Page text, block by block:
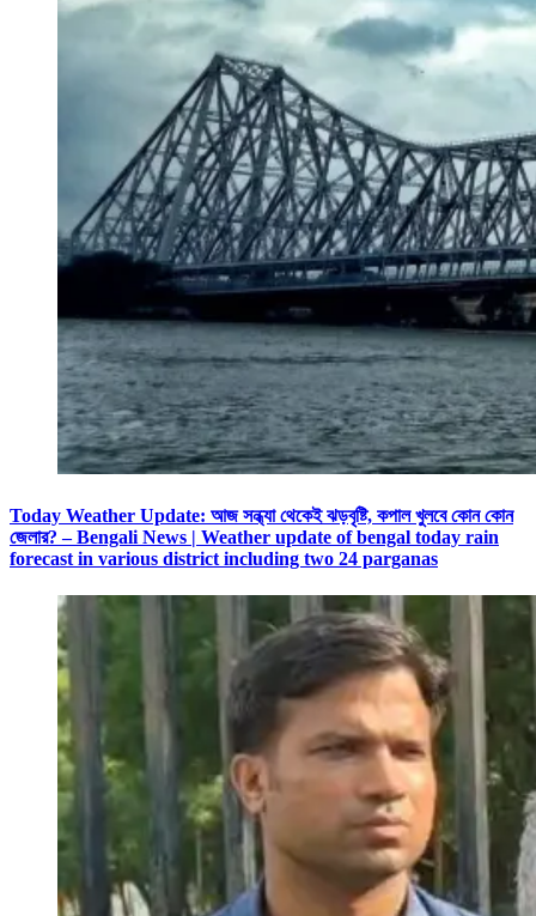
Today Weather Update: আজ সন্ধ্যা থেকেই ঝড়বৃষ্টি, কপাল খুলবে কোন কোন
জেলার? – Bengali News | Weather update of bengal today rain
forecast in various district including two 24 parganas